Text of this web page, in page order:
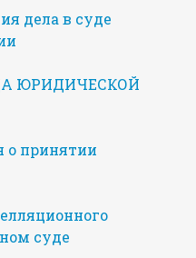
дела в суде
ЮРИДИЧЕСКОЙ
о принятии
суде